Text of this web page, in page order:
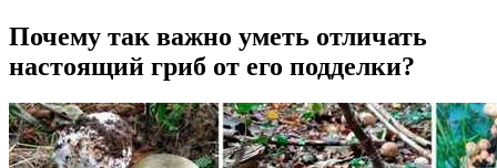
Почему так важно уметь отличать
настоящий гриб от его подделки?